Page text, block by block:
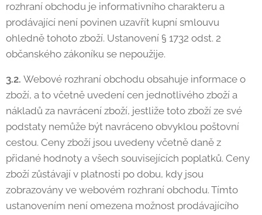
rozhraní obchodu je informativního charakteru a
prodávající není povinen uzavřít kupní smlouvu
ohledně tohoto zboží. Ustanovení § 1732 odst. 2
občanského zákoníku se nepoužije.
3.2. Webové rozhraní obchodu obsahuje informace o
zboží, a to včetně uvedení cen jednotlivého zboží a
nákladů za navrácení zboží, jestliže toto zboží ze své
podstaty nemůže být navráceno obvyklou poštovní
cestou. Ceny zboží jsou uvedeny včetně daně z
přidané hodnoty a všech souvisejících poplatků. Ceny
zboží zůstávají v platnosti po dobu, kdy jsou
zobrazovány ve webovém rozhraní obchodu. Tímto
ustanovením není omezena možnost prodávajícího